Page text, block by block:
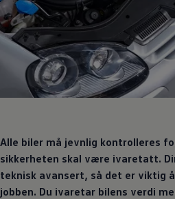
myVolkswagen
Biltilbehør
Videoveiledninger
Instruksjonsbok
Kundeinformasjon
Varsellamper
Digitale tjenester
App-Connect
Kart og radio
Bilhold
Bilservice
Nybilgaranti
Alle biler må jevnlig kontrolleres
sikkerheten skal være ivaretatt.
teknisk avansert, så det er viktig
jobben. Du ivaretar bilens verdi